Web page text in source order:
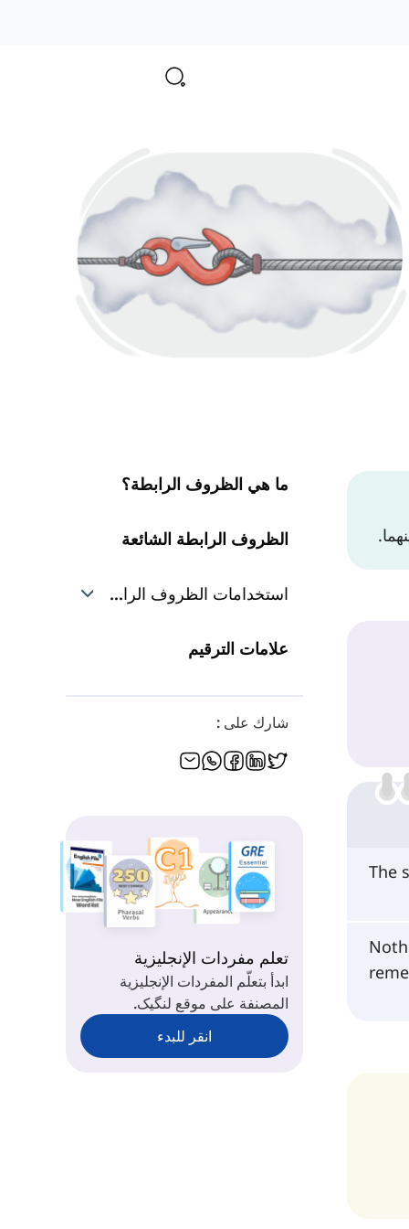
The
ما هي الظروف الرابطة؟
الظروف الرابطة الشائعة
استخدامات الظروف الرابطة
السبب والنتيجة
إضافة معلومات
المقارنة
علامات الترقيم
شارك على :
تعلم مفردات الإنجليزية
ابدأ بتعلّم المفردات الإنجليزية
المصنفة على موقع لنگیک.
انقر للبدء